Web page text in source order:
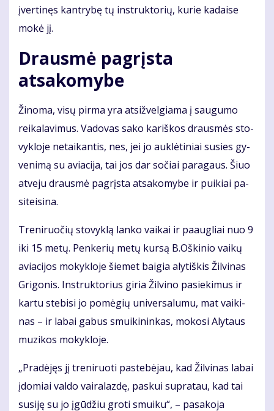
įver­ti­nęs kan­try­bę tų in­struk­to­rių, ku­rie ka­dai­se
mo­kė jį.
Drausmė pagrįsta
atsakomybe
Ži­no­ma, vi­sų pir­ma yra at­si­žvel­gia­ma į sau­gu­mo
rei­ka­la­vi­mus. Va­do­vas sa­ko ka­riš­kos draus­mės sto­
vyk­lo­je ne­tai­kan­tis, nes, jei jo auk­lė­ti­niai su­si­es gy­
ve­ni­mą su avia­ci­ja, tai jos dar so­čiai pa­ra­gaus. Šiuo
at­ve­ju draus­mė pa­grįs­ta at­sa­ko­my­be ir pui­kiai pa­
si­tei­si­na.
Tre­ni­ruo­čių sto­vyk­lą lan­ko vai­kai ir pa­aug­liai nuo 9
iki 15 me­tų. Pen­ke­rių me­tų kur­są B.Oš­ki­nio vai­kų
avia­ci­jos mo­kyk­lo­je šie­met bai­gia aly­tiš­kis Žil­vi­nas
Gri­go­nis. In­struk­to­rius gi­ria Žil­vi­no pa­sie­ki­mus ir
kar­tu ste­bi­si jo po­mė­gių uni­ver­sa­lu­mu, mat vai­ki­
nas – ir la­bai ga­bus smui­ki­nin­kas, mo­ko­si Aly­taus
mu­zi­kos mo­kyk­lo­je.
„Pra­dė­jęs jį tre­ni­ruo­ti pa­ste­bė­jau, kad Žil­vi­nas la­bai
įdo­miai val­do vai­ra­laz­dę, pas­kui su­pra­tau, kad tai
su­si­ję su jo įgū­džiu gro­ti smui­ku“, – pa­sa­ko­ja